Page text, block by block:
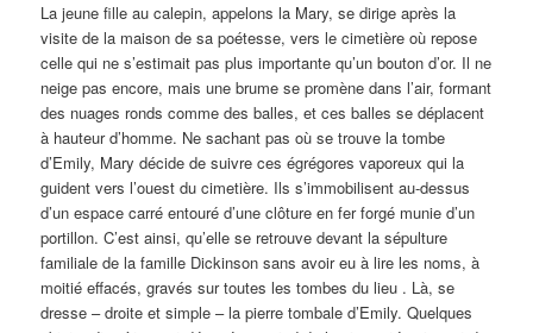
La jeune fille au calepin, appelons la Mary, se dirige après la
visite de la maison de sa poétesse, vers le cimetière où repose
celle qui ne s’estimait pas plus importante qu’un bouton d’or. Il ne
neige pas encore, mais une brume se promène dans l’air, formant
des nuages ronds comme des balles, et ces balles se déplacent
à hauteur d’homme. Ne sachant pas où se trouve la tombe
d’Emily, Mary décide de suivre ces égrégores vaporeux qui la
guident vers l’ouest du cimetière. Ils s’immobilisent au-dessus
d’un espace carré entouré d’une clôture en fer forgé munie d’un
portillon. C’est ainsi, qu’elle se retrouve devant la sépulture
familiale de la famille Dickinson sans avoir eu à lire les noms, à
moitié effacés, gravés sur toutes les tombes du lieu . Là, se
dresse – droite et simple – la pierre tombale d’Emily. Quelques